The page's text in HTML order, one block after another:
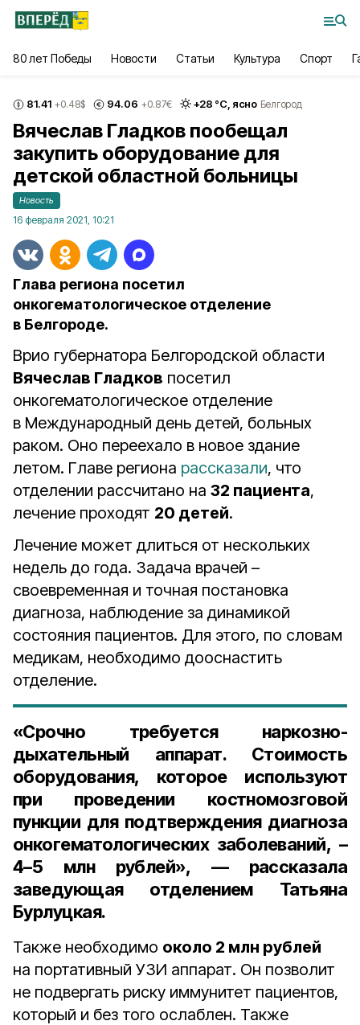
80 лет Победы Новости Статьи Культура Спорт
81.41 +0.48$ 94.06 +0.87€ +28 °С, ясно Белгород
Вячеслав Гладков пообещал
закупить оборудование для
детской областной больницы
Новость
16 февраля 2021, 10:21
Глава региона посетил
онкогематологическое отделение
в Белгороде.
Врио губернатора Белгородской области
Вячеслав Гладков посетил
онкогематологическое отделение
в Международный день детей, больных
раком. Оно переехало в новое здание
летом. Главе региона рассказали, что
отделении рассчитано на 32 пациента,
лечение проходят 20 детей.
Лечение может длиться от нескольких
недель до года. Задача врачей –
своевременная и точная постановка
диагноза, наблюдение за динамикой
состояния пациентов. Для этого, по словам
медикам, необходимо дооснастить
отделение.
«Срочно требуется наркозно-
дыхательный аппарат. Стоимость
оборудования, которое используют
при проведении костномозговой
пункции для подтверждения диагноза
онкогематологических заболеваний, –
4–5 млн рублей», — рассказала
заведующая отделением Татьяна
Бурлуцкая.
Также необходимо около 2 млн рублей
на портативный УЗИ аппарат. Он позволит
не подвергать риску иммунитет пациентов,
который и без того ослаблен. Также